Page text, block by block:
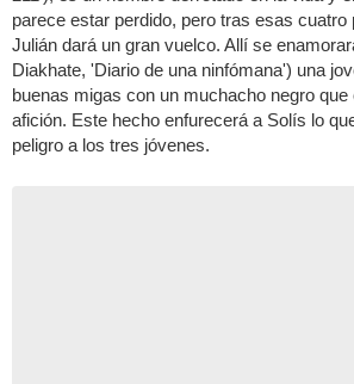
parece estar perdido, pero tras esas cuatro
Julián dará un gran vuelco. Allí se
Diakhate, 'Diario de una ninfómana') una
buenas migas con un muchacho negro
afición. Este hecho enfurecerá a Solís lo
peligro a los tres jóvenes.